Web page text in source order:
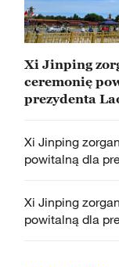
Xi Jinping
ceremonię
prezydenta
Xi Jinping
powitalną dla
Xi Jinping
powitalną dla